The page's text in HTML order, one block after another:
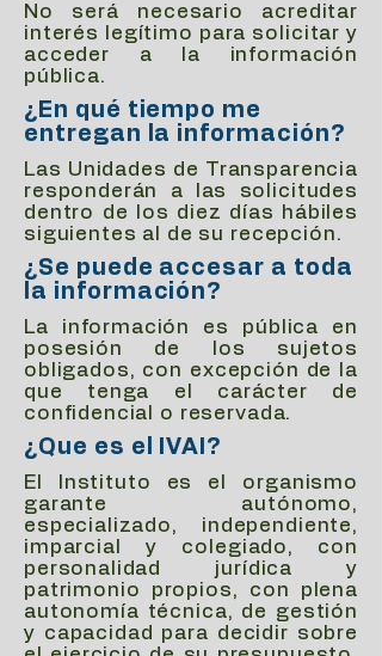
No será necesario acreditar
interés legítimo para solicitar y
acceder a la información
pública.
¿En qué tiempo me
entregan la información?
Las Unidades de Transparencia
responderán a las solicitudes
dentro de los diez días hábiles
siguientes al de su recepción.
¿Se puede accesar a toda
la información?
La información es pública en
posesión de los sujetos
obligados, con excepción de la
que tenga el carácter de
confidencial o reservada.
¿Que es el IVAI?
El Instituto es el organismo
garante autónomo,
especializado, independiente,
imparcial y colegiado, con
personalidad jurídica y
patrimonio propios, con plena
autonomía técnica, de gestión
y capacidad para decidir sobre